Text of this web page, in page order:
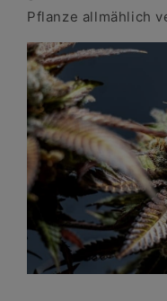
Pflanze allmählich